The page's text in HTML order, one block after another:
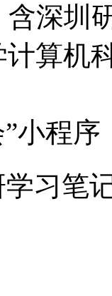
深圳
计算机
小程序
习笔